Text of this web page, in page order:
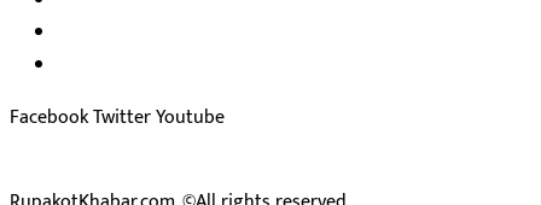
FacebookTwitterYoutube